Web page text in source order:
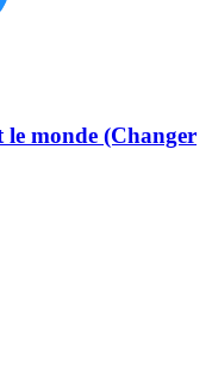
le monde (Changer